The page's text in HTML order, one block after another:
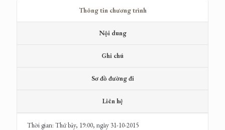
Thông tin chương trình
Nội dung
Ghi chú
Sơ đồ đường đi
Liên hệ
Thời gian: Thứ bảy, 19:00, ngày 31-10-2015